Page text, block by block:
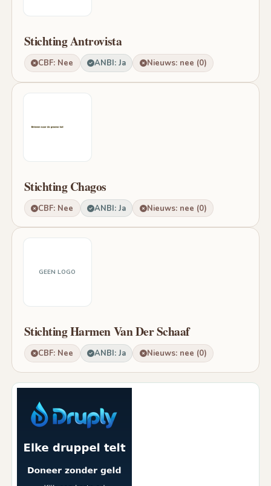
Stichting Antrovista
CBF: Nee ANBI: Ja Nieuws: nee (0)
Stichting Chagos
CBF: Nee ANBI: Ja Nieuws: nee (0)
GEEN LOGO
Stichting Harmen Van Der Schaaf
CBF: Nee ANBI: Ja Nieuws: nee (0)